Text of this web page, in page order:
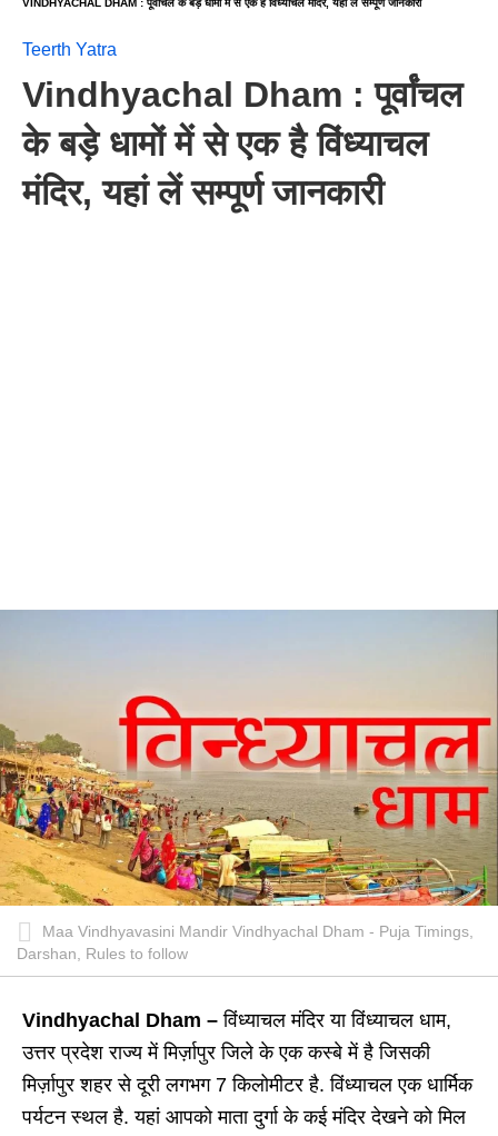
VINDHYACHAL DHAM : पूर्वांचल के बड़े धामों में से एक है विंध्याचल मंदिर, यहां लें सम्पूर्ण जानकारी
Teerth Yatra
Vindhyachal Dham : पूर्वांचल
के बड़े धामों में से एक है विंध्याचल
मंदिर, यहां लें सम्पूर्ण जानकारी
Maa Vindhyavasini Mandir Vindhyachal Dham - Puja Timings,
Darshan, Rules to follow
Vindhyachal Dham – विंध्याचल मंदिर या विंध्याचल धाम,
उत्तर प्रदेश राज्य में मिर्ज़ापुर जिले के एक कस्बे में है जिसकी
मिर्ज़ापुर शहर से दूरी लगभग 7 किलोमीटर है. विंध्याचल एक धार्मिक
पर्यटन स्थल है. यहां आपको माता दुर्गा के कई मंदिर देखने को मिल